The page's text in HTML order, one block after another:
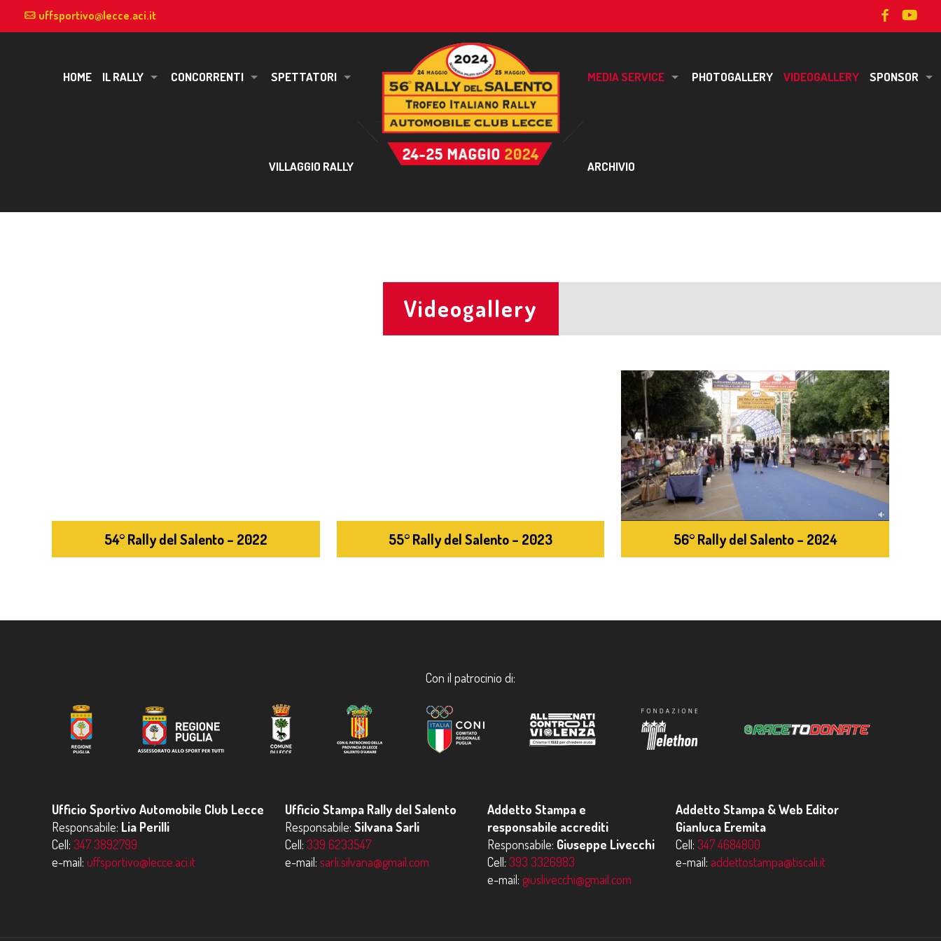
uffsportivo@lecce.aci.it
HOME IL RALLY CONCORRENTI SPETTATORI
VILLAGGIO RALLY
MEDIA SERVICE PHOTOGALLERY VIDEOGALLERY SPONSOR
ARCHIVIO
Videogallery
54° Rally del Salento – 2022 55° Rally del Salento – 2023 56° Rally del Salento – 2024
Con il patrocinio di:
Ufficio Sportivo Automobile Club Lecce
Responsabile: Lia Perilli
Cell: 347 3892799
e-mail: uffsportivo@lecce.aci.it
Ufficio Stampa Rally del Salento
Responsabile: Silvana Sarli
Cell: 339 6233547
e-mail: sarli.silvana@gmail.com
Addetto Stampa e
responsabile accrediti
Responsabile: Giuseppe Livecchi
Cell: 393 3326983
e-mail:giuslivecchi@gmail.com
Addetto Stampa & Web Editor
Gianluca Eremita
Cell: 347 4684800
e-mail: addettostampa@tiscali.it